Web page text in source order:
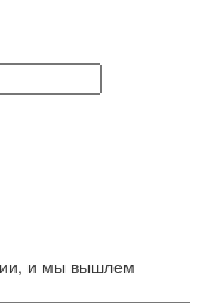
и мы вышлем